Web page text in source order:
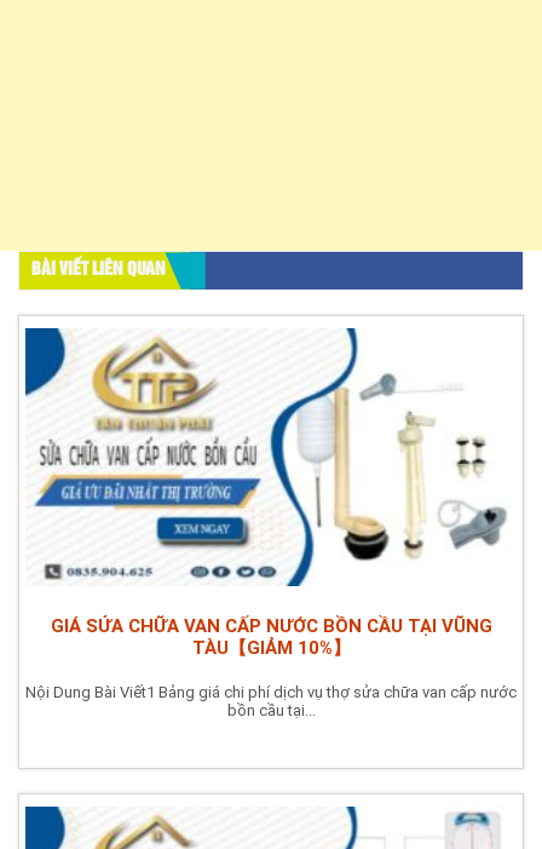
BÀI VIẾT LIÊN QUAN
GIÁ SỬA CHỮA VAN CẤP NƯỚC BỒN CẦU TẠI VŨNG
TÀU【GIẢM 10%】
Nội Dung Bài Viết1 Bảng giá chi phí dịch vụ thợ sửa chữa van cấp nước
bồn cầu tại...